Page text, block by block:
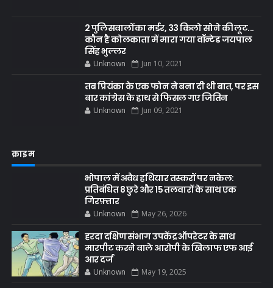
2 पुलिसवालों का मर्डर, 33 किलो सोने की लूट...
कौन है कोलकाता में मारा गया वॉन्टेड जयपाल
सिंह भुल्लर
Unknown Jun 10, 2021
तब प्रियंका के एक फोन ने बना दी थी बात, पर इस
बार कांग्रेस के हाथ से फिसल गए जितिन
Unknown Jun 09, 2021
क्राइम
भोपाल में अवैध हथियार तस्करों पर नकेल:
प्रतिबंधित 8 छुरे और 15 तलवारों के साथ एक
गिरफ़्तार
Unknown May 26, 2026
हरदा दक्षिण संभाग उपकेंद्र ऑपरेटर के साथ
मारपीट करने वाले आरोपी के खिलाफ एफ आई
आर दर्ज
Unknown May 19, 2025